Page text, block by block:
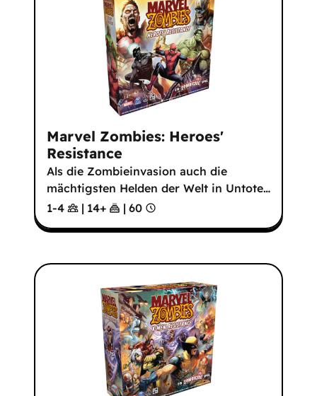
Marvel Zombies: Heroes'
Resistance
Als die Zombieinvasion auch die
mächtigsten Helden der Welt in Untote…
1-4
| 14+ | 60